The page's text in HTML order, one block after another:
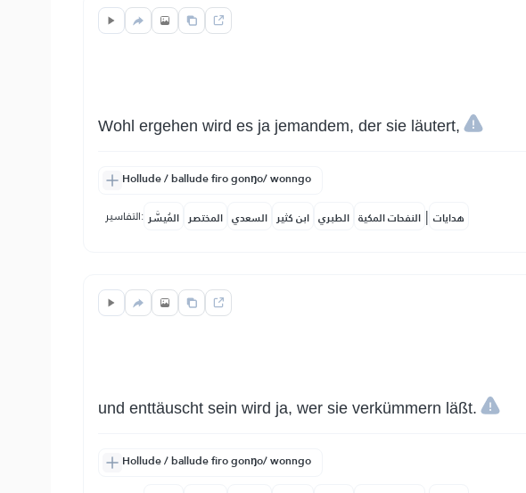
Wohl ergehen wird es ja jemandem, der sie läutert,
Hollude / ballude firo gonŋo/ wonngo
التفاسير: المُيسَّر المختصر السعدي ابن كثير الطبري النفحات المكية | هدايات
und enttäuscht sein wird ja, wer sie verkümmern läßt.
Hollude / ballude firo gonŋo/ wonngo